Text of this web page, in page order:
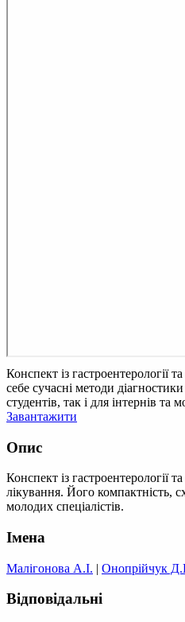
Конспект із гастроентерології
себе сучасні методи
студентів, так і для інтернів та
Завантажити
Опис
Конспект із гастроентерології
лікування. Його компактність,
молодих спеціалістів.
Імена
Малігонова А.І. | Онопрійчук
Відповідальні